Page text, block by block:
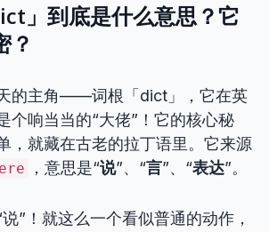
」到底是什么意思？它
？
的主角——词根「dict」，它在英
个响当当的“大佬”！它的核心秘
，就藏在古老的拉丁语里。它来源
，意思是“说”、“言”、“表达”。
”！就这么一个看似普通的动作，